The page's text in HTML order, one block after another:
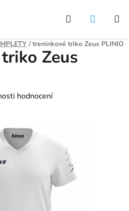
Hledat
/ treninkové triko Zeus PLINIO
Zeus
hodnocení